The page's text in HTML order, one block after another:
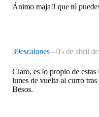
Ánimo maja!! que tú
39escalones - 05 de abril
Claro, es lo propio de
lunes de vuelta al curro tras
Besos.